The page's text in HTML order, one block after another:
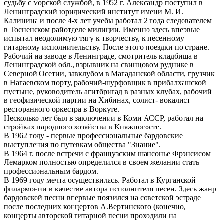
судьбу с морской службой, в 1952 г. Александр поступил в
Ленинградский юридический институт имени М. И.
Калинина и после 4-х лет учебы работал 2 года следователем
в Тосненском райотделе милиции. Именно здесь впервые
испытал неодолимую тягу к творчеству, к песенному
гитарному исполнительству. После этого поездки по стране.
Рабочий на заводе в Ленинграде, смотритель кладбища в
Ленинградской обл., взрывник на свинцовом руднике в
Северной Осетии, завклубом в Магаданской области, грузчик
в Нагаевском порту, рабочий-шурфовщик в прибалхашской
пустыне, руководитель агитбригад в разных клубах, рабочий
в геофизической партии на Хибинах, солист- вокалист
ресторанного оркестра в Воркуте.
Несколько лет был в заключении в Коми АССР, работал на
стройках народного хозяйства в Княжпогосте.
В 1962 году - первые профессиональные бардовские
выступления по путевкам общества "Знание".
В 1964 г. после встречи с французским шансонье Фрэнсисом
Лемарком полностью определился в своем желании стать
профессиональным бардом.
В 1969 году мечта осуществилась. Работал в Курганской
филармонии в качестве автора-исполнителя песен. Здесь жанр
бардовской песни впервые появился на советской эстраде
после последних концертов А.Вертинского (конечно,
концерты авторской гитарной песни проходили на